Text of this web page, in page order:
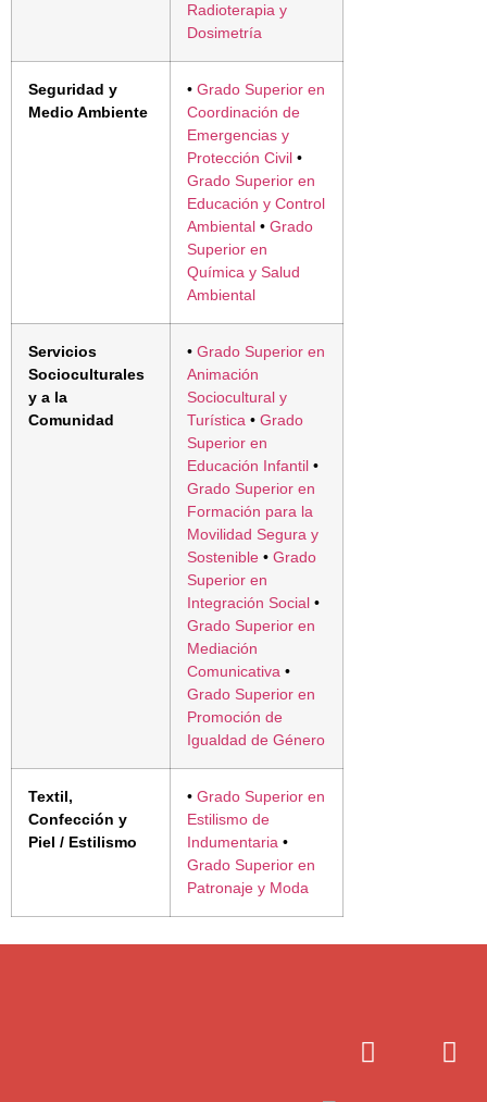
Radioterapia y
Dosimetría
Seguridad y
Medio Ambiente
• Grado Superior en
Coordinación de
Emergencias y
Protección Civil •
Grado Superior en
Educación y Control
Ambiental • Grado
Superior en
Química y Salud
Ambiental
Servicios
Socioculturales
y a la
Comunidad
• Grado Superior en
Animación
Sociocultural y
Turística • Grado
Superior en
Educación Infantil •
Grado Superior en
Formación para la
Movilidad Segura y
Sostenible • Grado
Superior en
Integración Social •
Grado Superior en
Mediación
Comunicativa •
Grado Superior en
Promoción de
Igualdad de Género
Textil,
Confección y
Piel / Estilismo
• Grado Superior en
Estilismo de
Indumentaria •
Grado Superior en
Patronaje y Moda